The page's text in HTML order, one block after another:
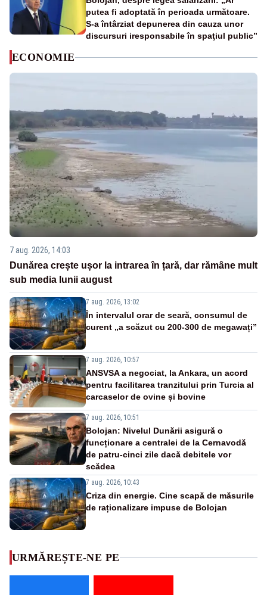
putea fi adoptată în perioada următoare.
S-a întârziat depunerea din cauza unor
discursuri iresponsabile în spaţiul public”
ECONOMIE
7 aug. 2026, 14:03
Dunărea crește ușor la intrarea în țară, dar rămâne mult
sub media lunii august
7 aug. 2026, 13:02
În intervalul orar de seară, consumul de
curent „a scăzut cu 200-300 de megawați”
7 aug. 2026, 10:57
ANSVSA a negociat, la Ankara, un acord
pentru facilitarea tranzitului prin Turcia al
carcaselor de ovine și bovine
7 aug. 2026, 10:51
Bolojan: Nivelul Dunării asigură o
funcționare a centralei de la Cernavodă
de patru-cinci zile dacă debitele vor
scădea
7 aug. 2026, 10:43
Criza din energie. Cine scapă de măsurile
de raționalizare impuse de Bolojan
URMĂREȘTE-NE PE